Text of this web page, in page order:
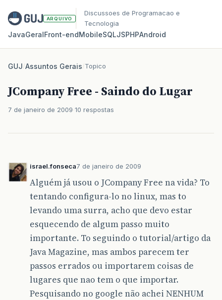
ARQUIVO
Discussoes de Programacao e
Tecnologia
JavaGeralFront‑endMobileSQLJSPHPAndroid
GUJ/Assuntos Gerais/Topico
JCompany Free - Saindo do Lugar
7 de janeiro de 2009 10 respostas
israel.fonseca7 de janeiro de 2009
Alguém já usou o JCompany Free na vida? To
tentando configura-lo no linux, mas to
levando uma surra, acho que devo estar
esquecendo de algum passo muito
importante. To seguindo o tutorial/artigo da
Java Magazine, mas ambos parecem ter
passos errados ou importarem coisas de
lugares que nao tem o que importar.
Pesquisando no google não achei NENHUM